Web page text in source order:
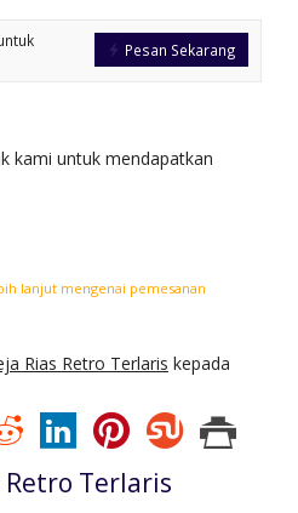
Pesan Sekarang
kami untuk mendapatkan
lanjut mengenai pemesanan
Rias Retro Terlaris kepada
Retro Terlaris